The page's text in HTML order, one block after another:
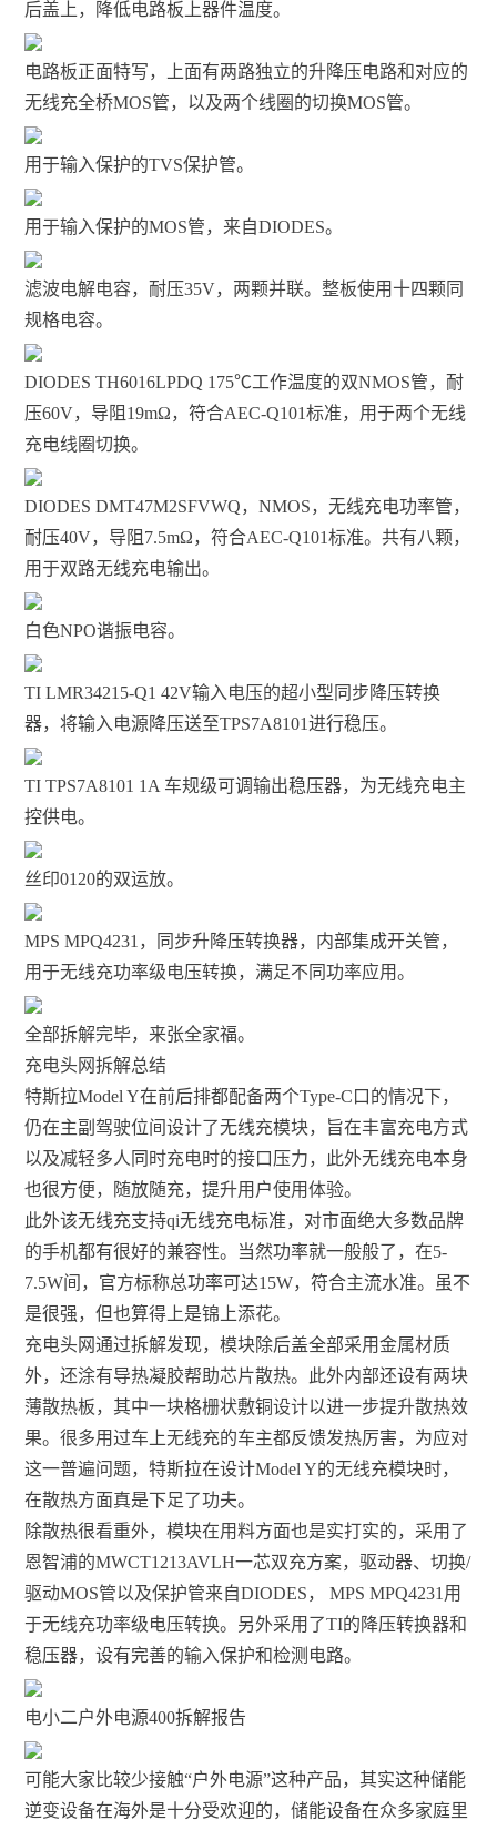
后盖上，降低电路板上器件温度。
电路板正面特写，上面有两路独立的升降压电路和对应的
无线充全桥MOS管，以及两个线圈的切换MOS管。
用于输入保护的TVS保护管。
用于输入保护的MOS管，来自DIODES。
滤波电解电容，耐压35V，两颗并联。整板使用十四颗同
规格电容。
DIODES TH6016LPDQ 175℃工作温度的双NMOS管，耐
压60V，导阻19mΩ，符合AEC-Q101标准，用于两个无线
充电线圈切换。
DIODES DMT47M2SFVWQ，NMOS，无线充电功率管，
耐压40V，导阻7.5mΩ，符合AEC-Q101标准。共有八颗，
用于双路无线充电输出。
白色NPO谐振电容。
TI LMR34215-Q1 42V输入电压的超小型同步降压转换
器，将输入电源降压送至TPS7A8101进行稳压。
TI TPS7A8101 1A 车规级可调输出稳压器，为无线充电主
控供电。
丝印0120的双运放。
MPS MPQ4231，同步升降压转换器，内部集成开关管，
用于无线充功率级电压转换，满足不同功率应用。
全部拆解完毕，来张全家福。
充电头网拆解总结
特斯拉Model Y在前后排都配备两个Type-C口的情况下，
仍在主副驾驶位间设计了无线充模块，旨在丰富充电方式
以及减轻多人同时充电时的接口压力，此外无线充电本身
也很方便，随放随充，提升用户使用体验。
此外该无线充支持qi无线充电标准，对市面绝大多数品牌
的手机都有很好的兼容性。当然功率就一般般了，在5-
7.5W间，官方标称总功率可达15W，符合主流水准。虽不
是很强，但也算得上是锦上添花。
充电头网通过拆解发现，模块除后盖全部采用金属材质
外，还涂有导热凝胶帮助芯片散热。此外内部还设有两块
薄散热板，其中一块格栅状敷铜设计以进一步提升散热效
果。很多用过车上无线充的车主都反馈发热厉害，为应对
这一普遍问题，特斯拉在设计Model Y的无线充模块时，
在散热方面真是下足了功夫。
除散热很看重外，模块在用料方面也是实打实的，采用了
恩智浦的MWCT1213AVLH一芯双充方案，驱动器、切换/
驱动MOS管以及保护管来自DIODES， MPS MPQ4231用
于无线充功率级电压转换。另外采用了TI的降压转换器和
稳压器，设有完善的输入保护和检测电路。
电小二户外电源400拆解报告
可能大家比较少接触“户外电源”这种产品，其实这种储能
逆变设备在海外是十分受欢迎的，储能设备在众多家庭里